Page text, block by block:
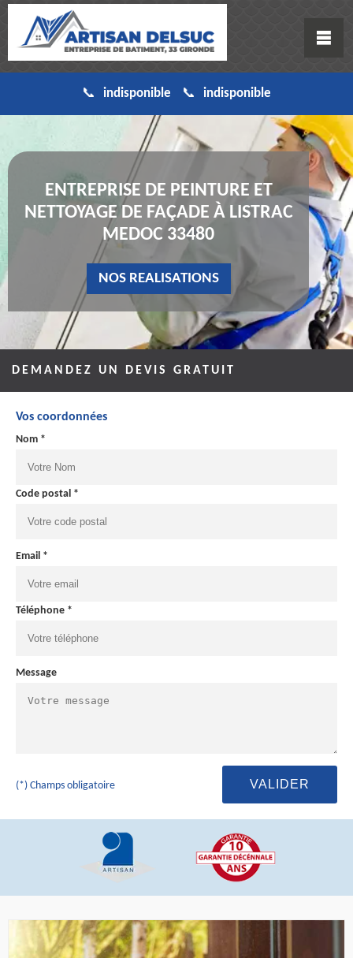
indisponible indisponible
ENTREPRISE DE PEINTURE ET
NETTOYAGE DE FAÇADE À LISTRAC
MEDOC 33480
NOS REALISATIONS
DEMANDEZ UN DEVIS GRATUIT
Vos coordonnées
Nom *
Code postal *
Email *
Téléphone *
Message
(*) Champs obligatoire